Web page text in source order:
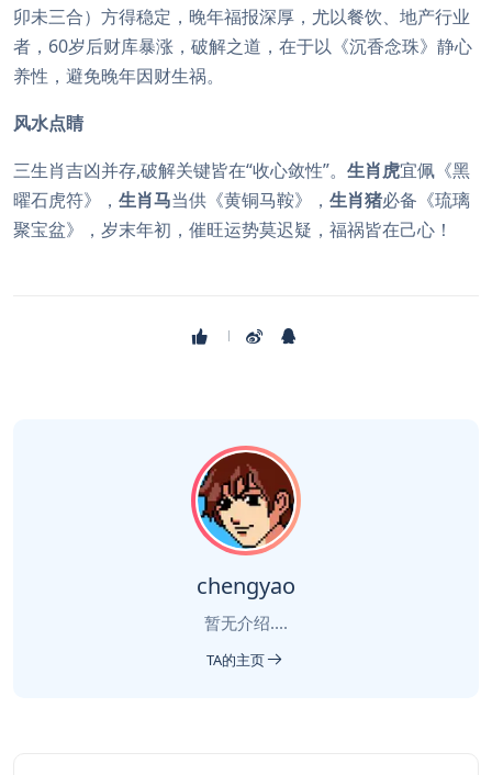
卯未三合）方得稳定，晚年福报深厚，尤以餐饮、地产行业
者，60岁后财库暴涨，破解之道，在于以《沉香念珠》静心
养性，避免晚年因财生祸。
风水点睛
三生肖吉凶并存,破解关键皆在“收心敛性”。 生肖虎宜佩《黑
曜石虎符》， 生肖马当供《黄铜马鞍》， 生肖猪必备《琉璃
聚宝盆》，岁末年初，催旺运势莫迟疑，福祸皆在己心！
chengyao
暂无介绍....
TA的主页